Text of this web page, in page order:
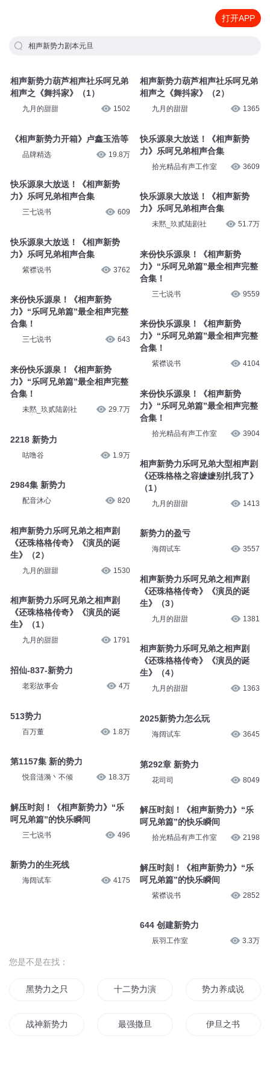
打开APP
相声新势力剧本元旦
相声新势力葫芦相声社乐呵兄弟
相声之《舞抖家》（1）
九月的甜甜 1502
《相声新势力开箱》卢鑫玉浩等
品牌精选 19.8万
快乐源泉大放送！《相声新势
力》乐呵兄弟相声合集
三七说书 609
快乐源泉大放送！《相声新势
力》乐呵兄弟相声合集
紫襟说书 3762
来份快乐源泉！《相声新势
力》“乐呵兄弟篇”最全相声完整
合集！
三七说书 643
来份快乐源泉！《相声新势
力》“乐呵兄弟篇”最全相声完整
合集！
未黙_玖贰陆剧社 29.7万
2218 新势力
咕噜谷 1.9万
2984集 新势力
配音沐心 820
相声新势力乐呵兄弟之相声剧
《还珠格格传奇》《演员的诞
生》（2）
九月的甜甜 1530
相声新势力乐呵兄弟之相声剧
《还珠格格传奇》《演员的诞
生》（1）
九月的甜甜 1791
招仙-837-新势力
老彩故事会 4万
513势力
百万董 1.8万
第1157集 新的势力
悦音涟漪丶不倾 18.3万
解压时刻！《相声新势力》“乐
呵兄弟篇”的快乐瞬间
三七说书 496
新势力的生死线
海阔试车 4175
相声新势力葫芦相声社乐呵兄弟
相声之《舞抖家》（2）
九月的甜甜 1365
快乐源泉大放送！《相声新势
力》乐呵兄弟相声合集
拾光精品有声工作室 3609
快乐源泉大放送！《相声新势
力》乐呵兄弟相声合集
未黙_玖贰陆剧社 51.7万
来份快乐源泉！《相声新势
力》“乐呵兄弟篇”最全相声完整
合集！
三七说书 9559
来份快乐源泉！《相声新势
力》“乐呵兄弟篇”最全相声完整
合集！
紫襟说书 4104
来份快乐源泉！《相声新势
力》“乐呵兄弟篇”最全相声完整
合集！
拾光精品有声工作室 3904
相声新势力乐呵兄弟大型相声剧
《还珠格格之容嬷嬷别扎我了》
（1）
九月的甜甜 1413
新势力的盈亏
海阔试车 3557
相声新势力乐呵兄弟之相声剧
《还珠格格传奇》《演员的诞
生》（3）
九月的甜甜 1381
相声新势力乐呵兄弟之相声剧
《还珠格格传奇》《演员的诞
生》（4）
九月的甜甜 1363
2025新势力怎么玩
海阔试车 3645
第292章 新势力
花司司 8049
解压时刻！《相声新势力》“乐
呵兄弟篇”的快乐瞬间
拾光精品有声工作室 2198
解压时刻！《相声新势力》“乐
呵兄弟篇”的快乐瞬间
紫襟说书 2852
644 创建新势力
辰羽工作室 3.3万
您是不是在找：
黑势力之只手遮天 十二势力演江湖 势力养成说明书
战神新势力之神魔之战 最强撒旦 伊旦之书